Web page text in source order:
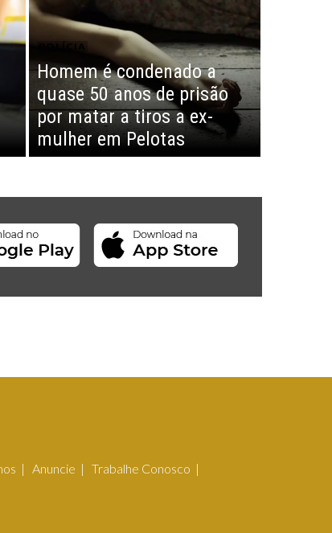
POLÍCIA
Homem é condenado a
quase 50 anos de prisão
por matar a tiros a ex-
mulher em Pelotas
Anuncie
Trabalhe Conosco